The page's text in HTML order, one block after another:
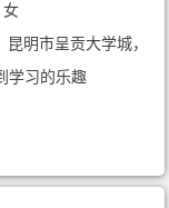
女
明市呈贡大学城，
学习的乐趣